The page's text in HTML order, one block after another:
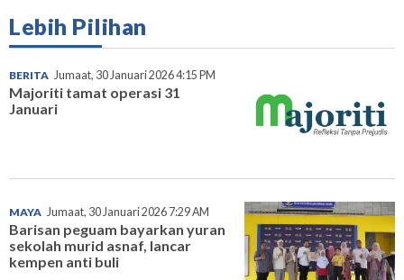
Lebih Pilihan
BERITA Jumaat, 30 Januari 2026 4:15 PM
Majoriti tamat operasi 31
Januari
MAYA Jumaat, 30 Januari 2026 7:29 AM
Barisan peguam bayarkan yuran
sekolah murid asnaf, lancar
kempen anti buli